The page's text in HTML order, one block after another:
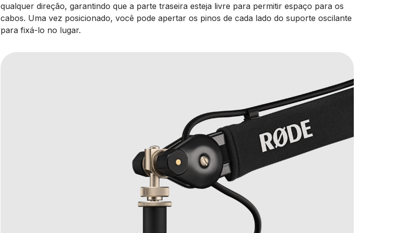
qualquer direção, garantindo que a parte traseira esteja livre para permitir espaço para os
cabos. Uma vez posicionado, você pode apertar os pinos de cada lado do suporte oscilante
para fixá-lo no lugar.